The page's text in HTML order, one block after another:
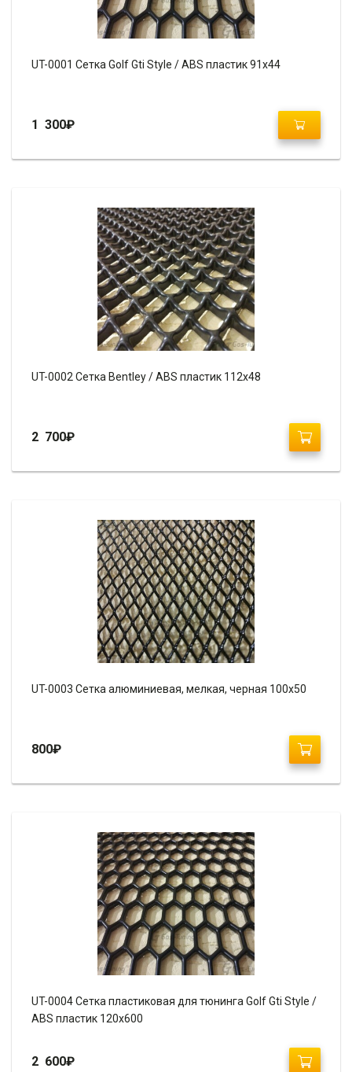
UT-0001 Сетка Golf Gti Style / ABS пластик 91х44
1 300₽
UT-0002 Сетка Bentley / ABS пластик 112х48
2 700₽
UT-0003 Сетка алюминиевая, мелкая, черная 100х50
800₽
UT-0004 Сетка пластиковая для тюнинга Golf Gti Style /
ABS пластик 120х600
2 600₽